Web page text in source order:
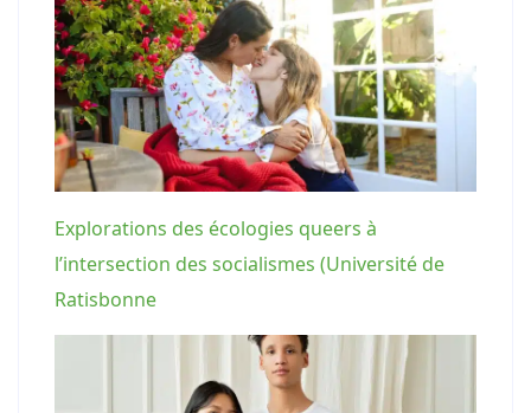
Explorations des écologies queers à
l’intersection des socialismes (Université de
Ratisbonne